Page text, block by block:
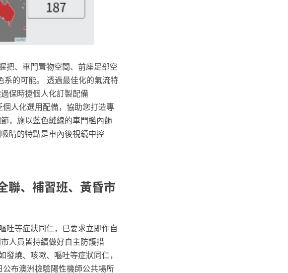
把、車門置物空間、前座足部空
系的可能。 透過最佳化的氣流特
保時捷個人化訂製配備
人化選用配備，協助您打造專
，施以藍色縫線的車門檻內飾
睛的特點是車內後視鏡中控
聯、補習班、黃昏市
吐等症狀同仁，已要求立即作自
人員皆持續做好自主防護措
燒、咳嗽、嘔吐等症狀同仁，
布澳洲檢驗陽性機師公共場所